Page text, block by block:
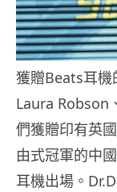
獲贈Beats耳機
Laura Robson
們獲贈印有英
由式冠軍的中
耳機出場。